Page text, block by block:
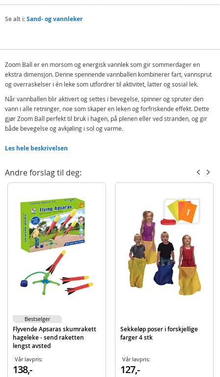
Se alt i:Sand- og vannleker
Zoom Ball er en morsom og energisk vannlek som gir sommerdager en
ekstra dimensjon. Denne spennende vannballen kombinerer fart, vannsprut
og overraskelser i én leke som utfordrer til aktivitet, latter og sosial lek.
Når vannballen blir aktivert og settes i bevegelse, spinner og spruter den
vann i alle retninger, noe som skaper en leken og forfriskende effekt. Dette
gjør Zoom Ball perfekt til bruk i hagen, på plenen eller ved stranden, og gir
både bevegelse og avkjøling i sol og varme.
mange sommerøkter med lek. Den appellerer til barn som liker utfordring,
konkurranse.
Velg Zoom Ball for en sommer full av latter, bevegelse og minner – et
attraktivt tillegg til bade- og uteleksortimentet.
Inneholder:
Zoom Ball vannlek
Detaljer:
Mål eske: ca. 32 x 12 x 24 cm
Alder: fra 8 år
Merk: Varen leveres i ulike farger. Farge kan ikke velges ved bestilling.
EAN
Aktuelt Nyheter
Les hele beskrivelsen
Andre forslag til deg:
Flyvende Apsaras skumrakett
hageleke - send raketten
lengst avsted
Vår lavpris:
138,-
Bestselger
Sekkeløp poser i forskjellige
farger 4 stk
Vår lavpris:
127,-